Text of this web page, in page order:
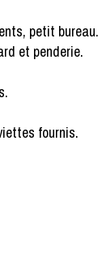
petit bureau.
et penderie.
fournis.